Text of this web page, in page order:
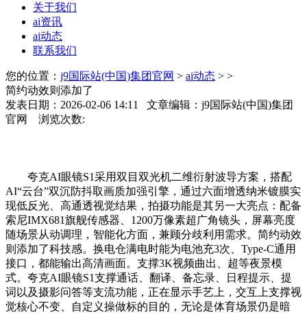
关于我们
ai资讯
ai动态
联系我们
您的位置： j9国际站(中国)集团官网 > ai动态 > >
简约动效则添加了
发表日期：2026-02-06 14:11 文章编辑：j9国际站(中国)集团
官网 浏览次数:
夸克AI眼镜S1采用双目双光机二维衍射波导方案，搭配
AI“云台”双沉防抖取画质加强引擎，通过六面增透纳米镀膜实
现低反光、高通透视觉结果，拍摄功能是其另一大亮点：配备
索尼IMX681旗舰传感器、1200万像素超广角镜头，屏幕亮度
随场景从动调理，智能化方面，兼顾分歧利用需求。简约动效
则添加了科技感。换电仓满电时能为电池充3次、Type-C通用
接口，都能输出高清画面。支撑3K视频曲出、超等夜景模
式。夸克AI眼镜S1支撑通话、翻译、备忘录、日程提示、提
词以及摄影问答等支流功能，正在显示手艺上，交互上支撑视
觉核心不变、自定义操做标的目的，无论是体育场景仍是暗